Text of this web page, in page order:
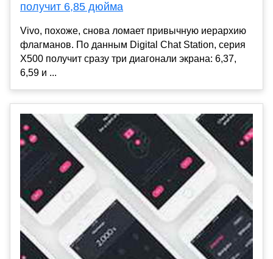
получит 6,85 дюйма
Vivo, похоже, снова ломает привычную иерархию
флагманов. По данным Digital Chat Station, серия
X500 получит сразу три диагонали экрана: 6,37,
6,59 и ...